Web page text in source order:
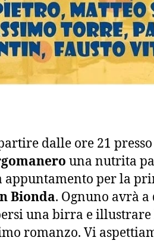
dalle ore 21
una nutrita
per la
Bionda. Ognuno avrà
una birra e
romanzo. Vi